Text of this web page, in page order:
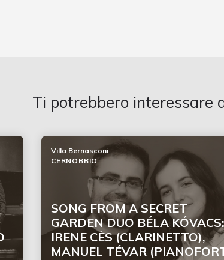
Ti potrebbero interessare
SONG FROM A SECRET
GARDEN DUO BÉLA KÓVACS:
IRENE CÈS (CLARINETTO),
MANUEL TÉVAR
Villa Bernasconi
CERNOBBIO